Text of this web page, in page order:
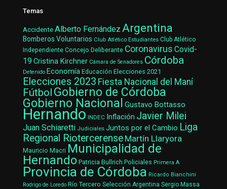
Temas
AccidenteAlberto Fernández Argentina
Bomberos Voluntarios Club Atlético Estudiantes Club Atlético
Independiente Concejo Deliberante Coronavirus Covid-
19 Cristina Kirchner Cámara de Senadores Córdoba
Detenido Economía Educación Elecciones 2021
Elecciones 2023 Fiesta Nacional del Maní
Fútbol Gobierno de Córdoba
Gobierno Nacional Gustavo Bottasso
Hernando INDEC Inflación Javier Milei
Juan Schiaretti Judiciales Juntos por el Cambio Liga
Regional Riotercerense Martín Llaryora
Mauricio Macri Municipalidad de
Hernando Patricia Bullrich Policiales Primera A
Provincia de Córdoba Ricardo Bianchini
Rodrigo de Loredo Río Tercero Selección Argentina Sergio Massa